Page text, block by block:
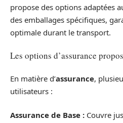
propose des options adaptées
des emballages spécifiques,
optimale durant le transport.
Les options d’assurance
En matière d’assurance,
utilisateurs :
Assurance de Base : Couvre